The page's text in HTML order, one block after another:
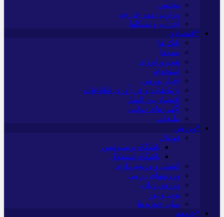
مجلس
وزارت امور خارجه
احزاب و تشکلها
*اقتصادی
بانک ها
بیمه‌ها
نفت و انرژی
استخدام
اخبار بورس
ارتباطات و فن آوری اطلاعات
اقتصاد بین الملل
آگهی های دولتی
تبلیغات
*ورزش
فوتبال
باشگاه پرسپولیس
باشگاه استقلال
کشتی و وزنه‌برداری
ورزشهای رزمی
ورزش زنان
توپ و تور
سایر حوزه ها
*جامعه